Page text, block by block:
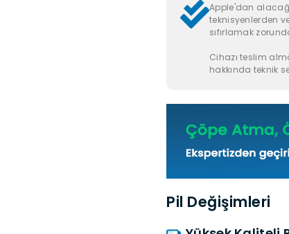
Apple'dan
teknisyenlerden
sıfırlamak
Cihazı teslim
hakkında teknik
Pil Değişimleri